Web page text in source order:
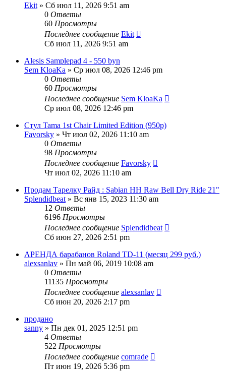
Ekit » Сб июл 11, 2026 9:51 am
0 Ответы
60 Просмотры
Последнее сообщение Ekit
Сб июл 11, 2026 9:51 am
Alesis Samplepad 4 - 550 byn
Sem KloaKa » Ср июл 08, 2026 12:46 pm
0 Ответы
60 Просмотры
Последнее сообщение Sem KloaKa
Ср июл 08, 2026 12:46 pm
Стул Tama 1st Chair Limited Edition (950p)
Favorsky » Чт июл 02, 2026 11:10 am
0 Ответы
98 Просмотры
Последнее сообщение Favorsky
Чт июл 02, 2026 11:10 am
Продам Тарелку Райд : Sabian HH Raw Bell Dry Ride 21"
Splendidbeat » Вс янв 15, 2023 11:30 am
12 Ответы
6196 Просмотры
Последнее сообщение Splendidbeat
Сб июн 27, 2026 2:51 pm
АРЕНДА барабанов Roland TD-11 (месяц 299 руб.)
alexsanlav » Пн май 06, 2019 10:08 am
0 Ответы
11135 Просмотры
Последнее сообщение alexsanlav
Сб июн 20, 2026 2:17 pm
продано
sanny » Пн дек 01, 2025 12:51 pm
4 Ответы
522 Просмотры
Последнее сообщение comrade
Пт июн 19, 2026 5:36 pm